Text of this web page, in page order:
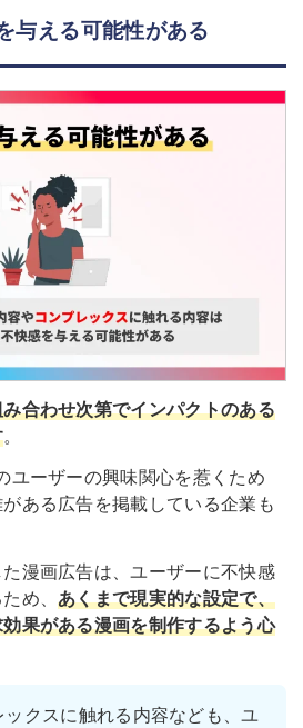
与える可能性がある
合わせ次第でインパクトのある
。
ユーザーの興味関心を惹くため
ある広告を掲載している企業も
漫画広告は、ユーザーに不快感
め、あくまで現実的な設定で、
果がある漫画を制作するよう心
ックスに触れる内容なども、ユ